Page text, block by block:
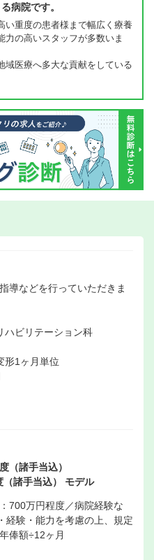
病院です。
い重度の患者様まで幅広く療養
力の高いスタッフが多数いま
域医療へ多大な貢献をしている
導などを行っていただきま
ハビリテーション科
1ヶ月単位
（諸手当込）
（諸手当込） モデル
700万円程度／病院経験な
験・能力を考慮の上、規定
俸額÷12ヶ月